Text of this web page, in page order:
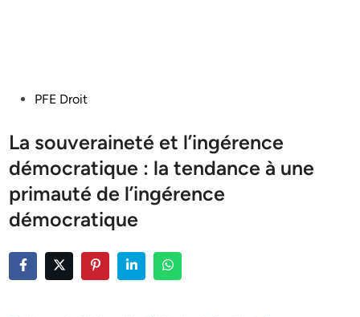
PostedPFE Droit
La souveraineté et l’ingérence
démocratique : la tendance à une
primauté de l’ingérence
démocratique